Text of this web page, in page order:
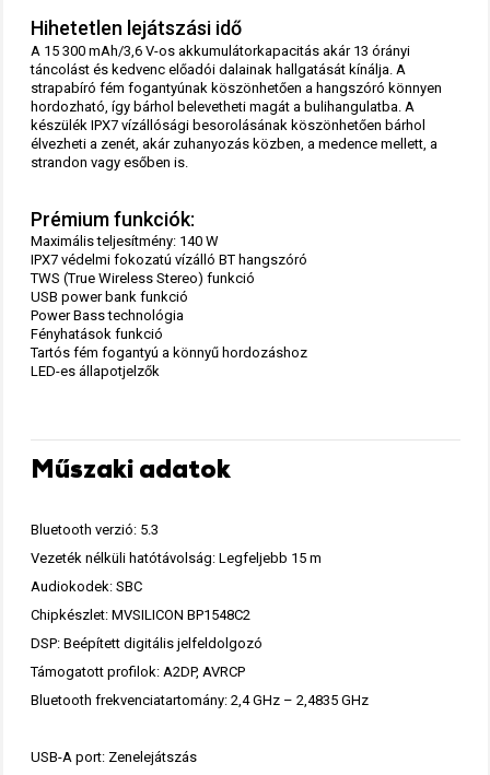
Hihetetlen lejátszási idő
A 15 300 mAh/3,6 V-os akkumulátorkapacitás akár 13 órányi
táncolást és kedvenc előadói dalainak hallgatását kínálja. A
strapabíró fém fogantyúnak köszönhetően a hangszóró könnyen
hordozható, így bárhol belevetheti magát a bulihangulatba. A
készülék IPX7 vízállósági besorolásának köszönhetően bárhol
élvezheti a zenét, akár zuhanyozás közben, a medence mellett, a
strandon vagy esőben is.
Prémium funkciók:
Maximális teljesítmény: 140 W
IPX7 védelmi fokozatú vízálló BT hangszóró
TWS (True Wireless Stereo) funkció
USB power bank funkció
Power Bass technológia
Fényhatások funkció
Tartós fém fogantyú a könnyű hordozáshoz
LED-es állapotjelzők
Műszaki adatok
Bluetooth verzió: 5.3
Vezeték nélküli hatótávolság: Legfeljebb 15 m
Audiokodek: SBC
Chipkészlet: MVSILICON BP1548C2
DSP: Beépített digitális jelfeldolgozó
Támogatott profilok: A2DP, AVRCP
Bluetooth frekvenciatartomány: 2,4 GHz – 2,4835 GHz
USB-A port: Zenelejátszás